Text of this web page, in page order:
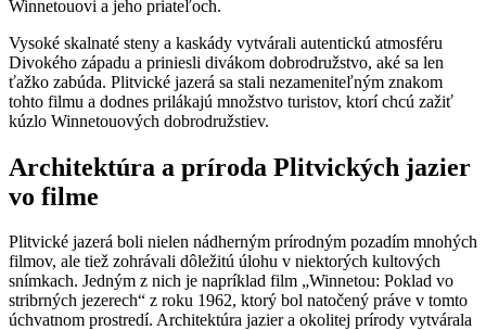
Winnetouovi a jeho priateľoch.
Vysoké skalnaté steny a kaskády vytvárali autentickú atmosféru
Divokého západu a priniesli divákom dobrodružstvo, aké sa len
ťažko zabúda. Plitvické jazerá sa stali nezameniteľným znakom
tohto filmu a dodnes prilákajú množstvo turistov, ktorí chcú zažiť
kúzlo Winnetouových dobrodružstiev.
Architektúra a príroda Plitvických jazier
vo filme
Plitvické jazerá boli nielen nádherným prírodným pozadím mnohých
filmov, ale tiež zohrávali dôležitú úlohu v niektorých kultových
snímkach. Jedným z nich je napríklad film „Winnetou: Poklad vo
stribrných jezerech“ z roku 1962, ktorý bol natočený práve v tomto
úchvatnom prostredí. Architektúra jazier a okolitej prírody vytvárala